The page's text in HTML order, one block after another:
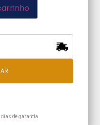
dias de garantia